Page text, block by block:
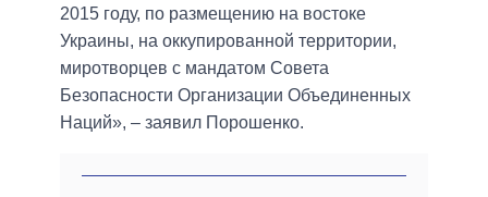
2015 году, по размещению на востоке
Украины, на оккупированной территории,
миротворцев с мандатом Совета
Безопасности Организации Объединенных
Наций», – заявил Порошенко.